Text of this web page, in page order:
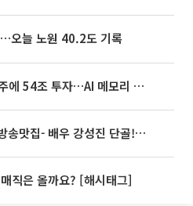
오늘 노원 40.2도 기록
SK하이닉스, 용인·청주에 54조 투자…AI 메모리 생산기지 키운다
'2TV 생생정보' 오늘방송맛집- 배우 강성진 단골! 쌀국수ㆍ푸팟퐁 커리 맛집 '블○○○'
직은 올까요? [해시태그]